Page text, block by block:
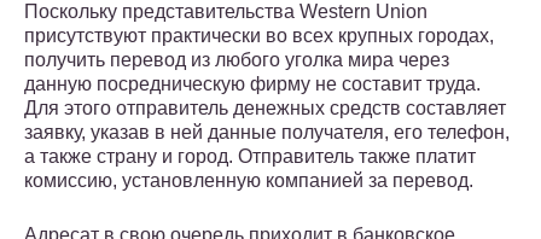
Поскольку представительства Western Union
присутствуют практически во всех крупных городах,
получить перевод из любого уголка мира через
данную посредническую фирму не составит труда.
Для этого отправитель денежных средств составляет
заявку, указав в ней данные получателя, его телефон,
а также страну и город. Отправитель также платит
комиссию, установленную компанией за перевод.